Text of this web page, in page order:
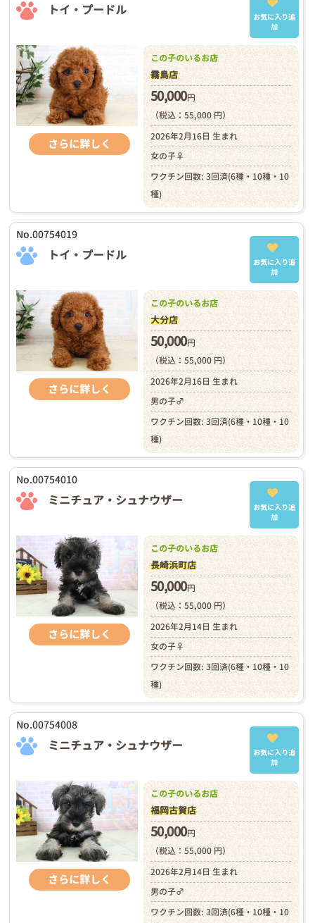
トイ・プードル
お気に入り追
加
さらに詳しく
この子のいるお店
霧島店
50,000円
（税込：55,000 円）
2026年2月16日 生まれ
女の子♀
ワクチン回数: 3回済(6種・10種・10
種)
No.00754019
トイ・プードル
お気に入り追
加
さらに詳しく
この子のいるお店
大分店
50,000円
（税込：55,000 円）
2026年2月16日 生まれ
男の子♂
ワクチン回数: 3回済(6種・10種・10
種)
No.00754010
ミニチュア・シュナウザー
お気に入り追
加
さらに詳しく
この子のいるお店
長崎浜町店
50,000円
（税込：55,000 円）
2026年2月14日 生まれ
女の子♀
ワクチン回数: 3回済(6種・10種・10
種)
No.00754008
ミニチュア・シュナウザー
お気に入り追
加
さらに詳しく
この子のいるお店
福岡古賀店
50,000円
（税込：55,000 円）
2026年2月14日 生まれ
男の子♂
ワクチン回数: 3回済(6種・10種・10